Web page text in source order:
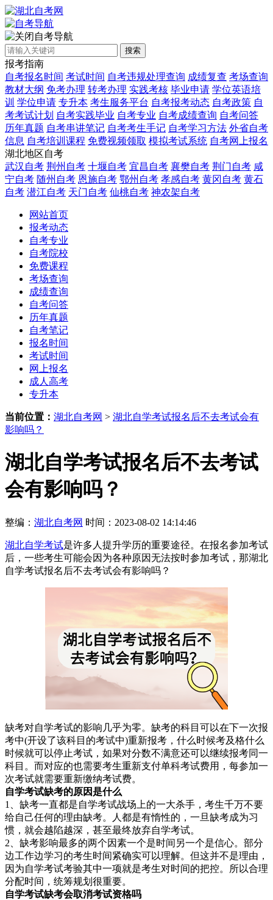
自考导航
搜索
报考指南
自考报名时间 考试时间 自考违规处理查询 成绩复查 考场查询
教材大纲 免考办理 转考办理 实践考核 毕业申请 学位英语培
训 学位申请 专升本 考生服务平台 自考报考动态 自考政策 自
考考试计划 自考实践毕业 自考专业 自考成绩查询 自考问答
历年真题 自考串讲笔记 自考考生手记 自考学习方法 外省自考
信息 自考培训课程 免费视频领取 模拟考试系统 自考网上报名
湖北地区自考
武汉自考 荆州自考 十堰自考 宜昌自考 襄樊自考 荆门自考 咸
宁自考 随州自考 恩施自考 鄂州自考 孝感自考 黄冈自考 黄石
自考 潜江自考 天门自考 仙桃自考 神农架自考
网站首页
报考动态
自考专业
自考院校
免费课程
考场查询
成绩查询
自考问答
历年真题
自考笔记
报名时间
考试时间
网上报名
成人高考
专升本
当前位置： 湖北自考网 > 湖北自学考试报名后不去考试会有
影响吗？
湖北自学考试报名后不去考试
会有影响吗？
整编： 湖北自考网 时间：2023-08-02 14:14:46
湖北自学考试是许多人提升学历的重要途径。在报名参加考试
后，一些考生可能会因为各种原因无法按时参加考试，那湖北
自学考试报名后不去考试会有影响吗？
缺考对自学考试的影响几乎为零。缺考的科目可以在下一次报
考中(开设了该科目的考试中)重新报考，什么时候考及格什么
时候就可以停止考试，如果对分数不满意还可以继续报考同一
科目。而对应的也需要考生重新支付单科考试费用，每参加一
次考试就需要重新缴纳考试费。
自学考试缺考的原因是什么
1、缺考一直都是自学考试战场上的一大杀手，考生千万不要
给自己任何的理由缺考。人都是有惰性的，一旦缺考成为习
惯，就会越陷越深，甚至最终放弃自学考试。
2、缺考影响最多的两个因素一个是时间另一个是信心。部分
边工作边学习的考生时间紧确实可以理解。但这并不是理由，
因为自学考试考验其中一项就是考生对时间的把控。所以合理
分配时间，统筹规划很重要。
自学考试缺考会取消考试资格吗